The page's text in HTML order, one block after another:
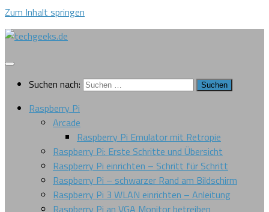
Zum Inhalt springen
Suchen nach:
Raspberry Pi
Arcade
Raspberry Pi Emulator mit Retropie
Raspberry Pi: Erste Schritte und Übersicht
Raspberry Pi einrichten – Schritt für Schritt
Raspberry Pi – schwarzer Rand am Bildschirm
Raspberry Pi 3 WLAN einrichten – Anleitung
Raspberry Pi an VGA Monitor betreiben